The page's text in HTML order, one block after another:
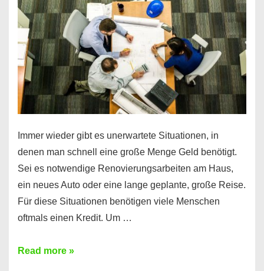
klar!
Immer wieder gibt es unerwartete Situationen, in
denen man schnell eine große Menge Geld benötigt.
Sei es notwendige Renovierungsarbeiten am Haus,
ein neues Auto oder eine lange geplante, große Reise.
Für diese Situationen benötigen viele Menschen
oftmals einen Kredit. Um …
Brauchen
Read more »